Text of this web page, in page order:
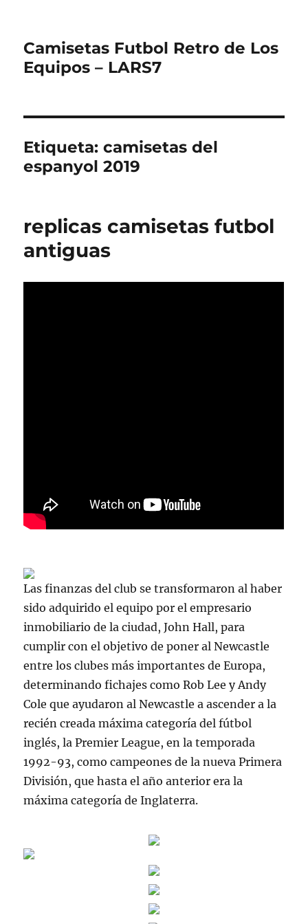
Camisetas Futbol Retro de Los
Equipos – LARS7
Etiqueta:camisetas del
espanyol 2019
replicas camisetas futbol
antiguas
Las finanzas del club se transformaron al haber
sido adquirido el equipo por el empresario
inmobiliario de la ciudad, John Hall, para
cumplir con el objetivo de poner al Newcastle
entre los clubes más importantes de Europa,
determinando fichajes como Rob Lee y Andy
Cole que ayudaron al Newcastle a ascender a la
recién creada máxima categoría del fútbol
inglés, la Premier League, en la temporada
1992-93, como campeones de la nueva Primera
División, que hasta el año anterior era la
máxima categoría de Inglaterra.